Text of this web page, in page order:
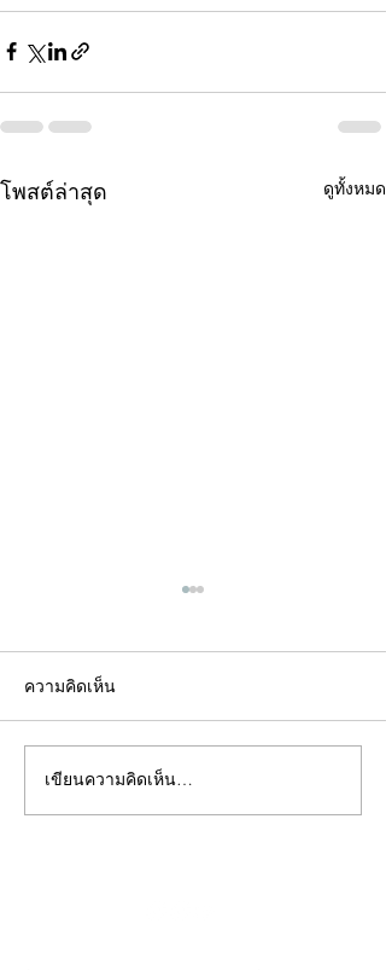
โพสต์ล่าสุด ดูทั้งหมด
คอลัมน์"จับชีพจรวงการ
พระ"ประจำพุธที่ 29
ความคิดเห็น
เขียนความคิดเห็น…